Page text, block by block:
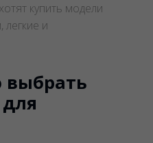
купить модели
и
выбрать